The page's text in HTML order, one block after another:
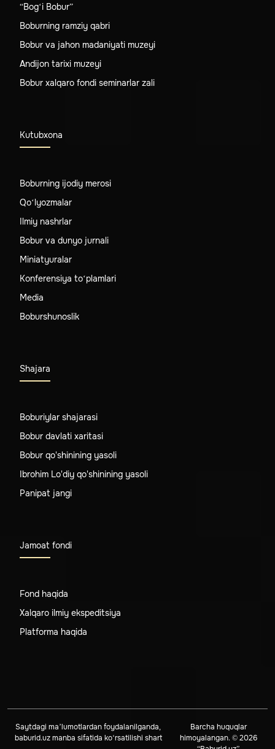
“Bog‘i Bobur”
Boburning ramziy qabri
Bobur va jahon madaniyati muzeyi
Andijon tarixi muzeyi
Bobur xalqaro fondi seminarlar zali
Kutubxona
Boburning ijodiy merosi
Qo‘lyozmalar
Ilmiy nashrlar
Bobur va dunyo jurnali
Miniatyuralar
Konferensiya to‘plamlari
Media
Boburshunoslik
Shajara
Boburiylar shajarasi
Bobur davlati xaritasi
Bobur qo'shinining yasoli
Ibrohim Lo'diy qo'shinining yasoli
Panipat jangi
Jamoat fondi
Fond haqida
Xalqaro ilmiy ekspeditsiya
Platforma haqida
Saytdagi ma’lumotlardan foydalanilganda,
baburid.uz manba sifatida ko‘rsatilishi shart
Barcha huquqlar
himoyalangan. © 2026